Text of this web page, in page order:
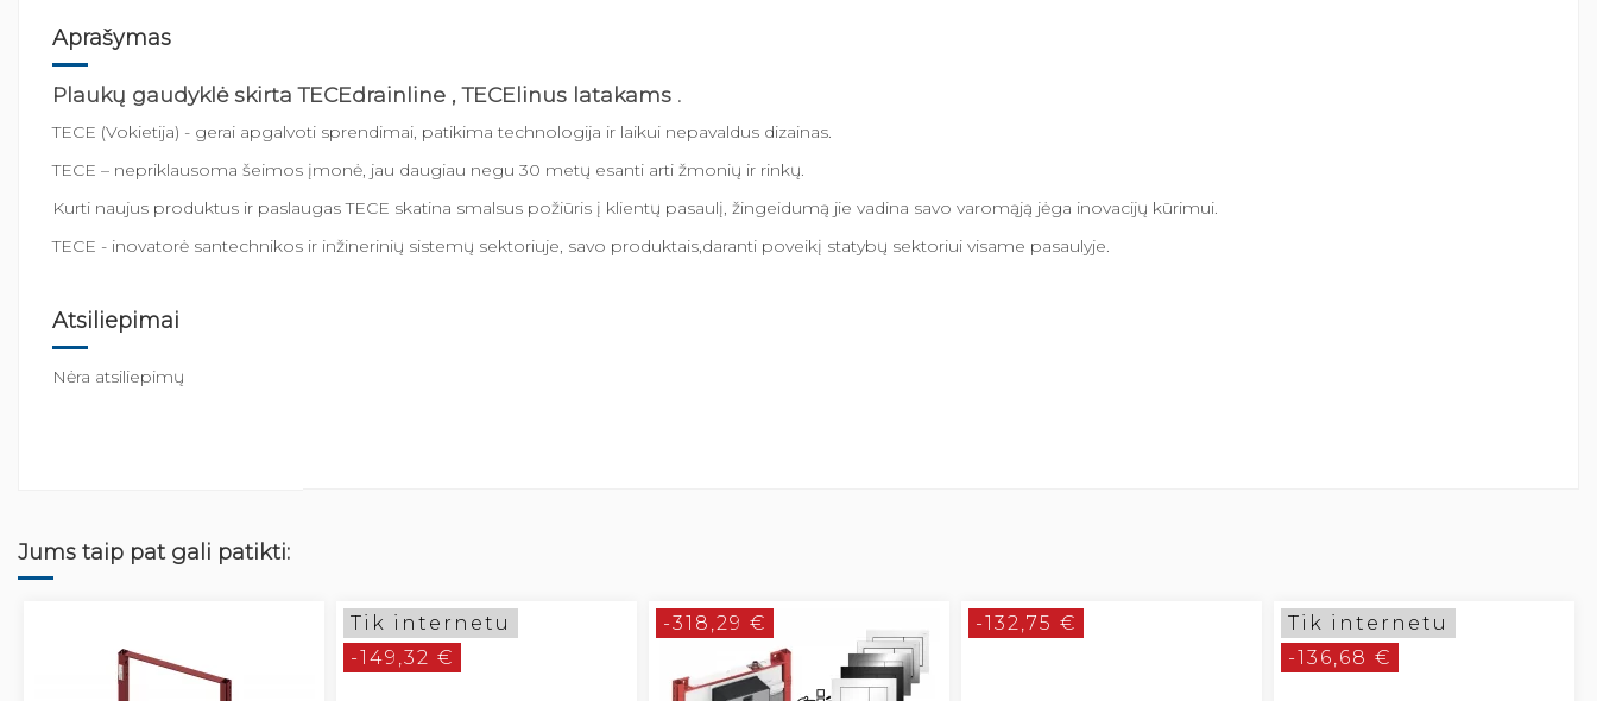
Aprašymas
Plaukų gaudyklė skirta TECEdrainline , TECElinus latakams .
TECE (Vokietija) - gerai apgalvoti sprendimai, patikima technologija ir laikui nepavaldus dizainas.
TECE – nepriklausoma šeimos įmonė, jau daugiau negu 30 metų esanti arti žmonių ir rinkų.
Kurti naujus produktus ir paslaugas TECE skatina smalsus požiūris į klientų pasaulį, žingeidumą jie vadina savo varomąją jėga inovacijų kūrimui.
TECE - inovatorė santechnikos ir inžinerinių sistemų sektoriuje, savo produktais,daranti poveikį statybų sektoriui visame pasaulyje.
Atsiliepimai
Nėra atsiliepimų
Jums taip pat gali patikti:
Tik internetu
-149,32 €
-318,29 € -132,75 €
Tik internetu
-136,68 €